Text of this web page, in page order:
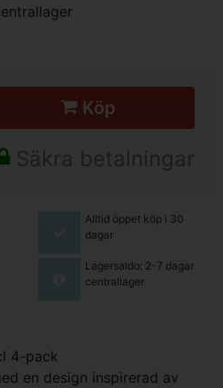
Köp
Säkra betalningar
Alltid öppet köp i 30
dagar
Lagersaldo: 2-7 dagar
centrallager
4-pack
en design inspirerad av